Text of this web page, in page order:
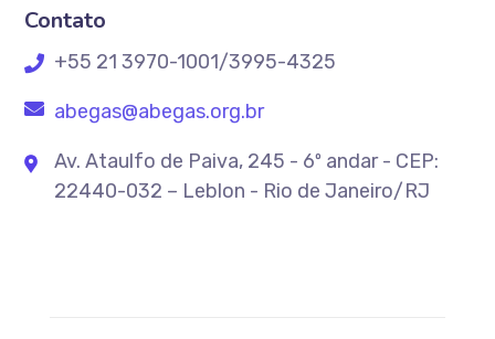
Contato
+55 21 3970-1001/3995-4325
abegas@abegas.org.br
Av. Ataulfo de Paiva, 245 - 6º andar - CEP:
22440-032 – Leblon - Rio de Janeiro/RJ